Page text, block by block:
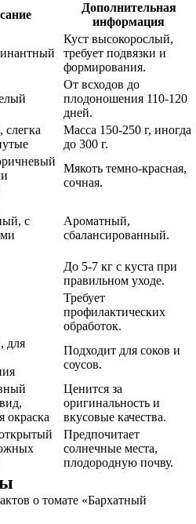
Дополнительная
информация
Куст высокорослый,
требует подвязки и
формирования.
От всходов до
плодоношения 110-120
дней.
Масса 150-250 г, иногда
до 300 г.
Мякоть темно-красная,
сочная.
с
Ароматный,
сбалансированный.
До 5-7 кг с куста при
правильном уходе.
Требует
профилактических
обработок.
для
Подходит для соков и
соусов.
окраска
Ценится за
оригинальность и
вкусовые качества.
Предпочитает
солнечные места,
плодородную почву.
о томате «Бархатный